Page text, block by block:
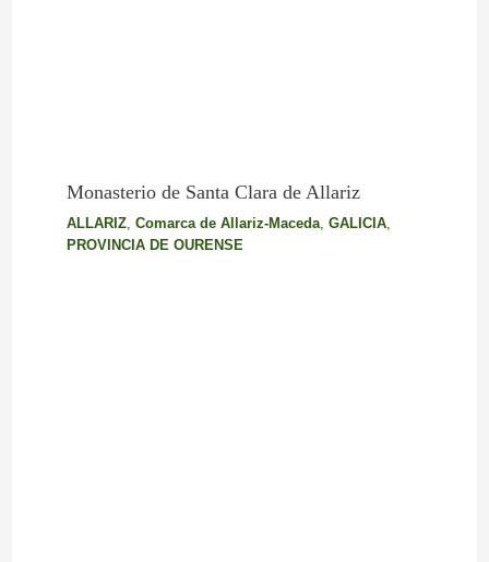
Monasterio de Santa Clara de Allariz
ALLARIZ, Comarca de Allariz-Maceda, GALICIA,
PROVINCIA DE OURENSE